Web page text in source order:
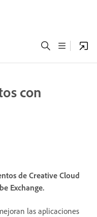
con
de Creative Cloud
Exchange.
las aplicaciones